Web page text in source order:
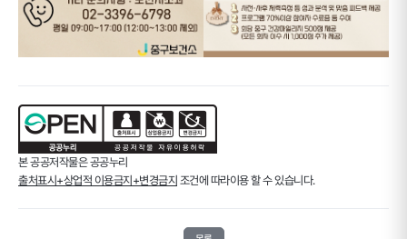
본 공공저작물은 공공누리
출처표시+상업적 이용금지+변경금지 조건에 따라이용 할 수 있습니다.